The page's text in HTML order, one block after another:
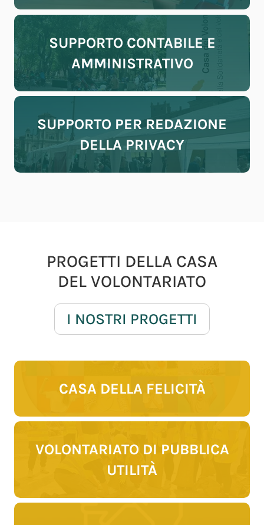
SUPPORTO CONTABILE E
AMMINISTRATIVO
SUPPORTO PER REDAZIONE
DELLA PRIVACY
PROGETTI DELLA CASA
DEL VOLONTARIATO
I NOSTRI PROGETTI
CASA DELLA FELICITÀ
VOLONTARIATO DI PUBBLICA
UTILITÀ